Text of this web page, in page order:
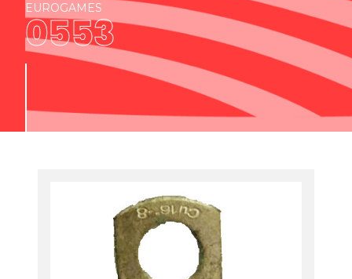
EUROGAMES
0553